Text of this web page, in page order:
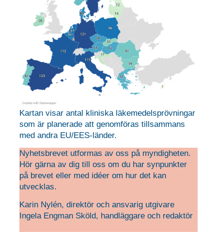
Kartan visar antal kliniska läkemedelsprövningar
som är planerade att genomföras tillsammans
med andra EU/EES-länder.
Nyhetsbrevet utformas av oss på myndigheten.
Hör gärna av dig till oss om du har synpunkter
på brevet eller med idéer om hur det kan
utvecklas.
Karin Nylén, direktör och ansvarig utgivare
Ingela Engman Sköld, handläggare och redaktör